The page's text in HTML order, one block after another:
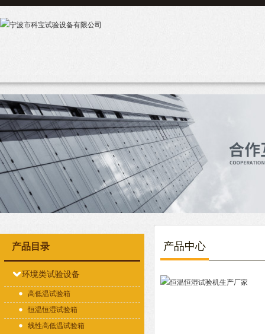
产品目录
环境类试验设备
高低温试验箱
恒温恒湿试验箱
线性高低温试验箱
产品中心